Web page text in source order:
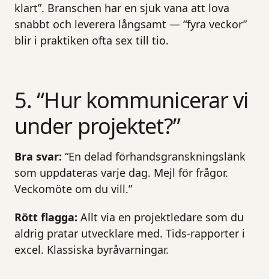
klart”. Branschen har en sjuk vana att lova
snabbt och leverera långsamt — “fyra veckor”
blir i praktiken ofta sex till tio.
5. “Hur kommunicerar vi
under projektet?”
Bra svar: “En delad förhandsgranskningslänk
som uppdateras varje dag. Mejl för frågor.
Veckomöte om du vill.”
Rött flagga: Allt via en projektledare som du
aldrig pratar utvecklare med. Tids-rapporter i
excel. Klassiska byråvarningar.